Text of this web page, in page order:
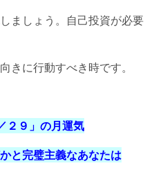
ましょう。自己投資が必要
きに行動すべき時です。
９」の月運気
と完璧主義なあなたは